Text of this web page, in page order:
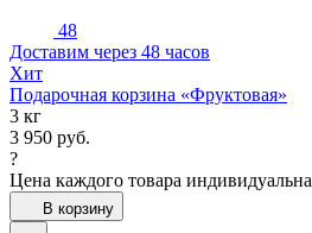
48
Доставим через 48 часов
Хит
Подарочная корзина «Фруктовая»
3 кг
3 950 руб.
?
Цена каждого товара индивидуальна
В корзину